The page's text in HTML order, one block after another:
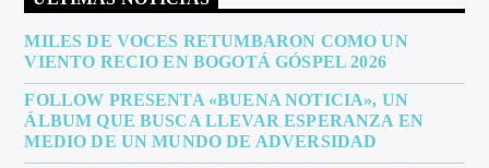
MILES DE VOCES RETUMBARON COMO UN
VIENTO RECIO EN BOGOTÁ GÓSPEL 2026
FOLLOW PRESENTA «BUENA NOTICIA», UN
ÁLBUM QUE BUSCA LLEVAR ESPERANZA EN
MEDIO DE UN MUNDO DE ADVERSIDAD